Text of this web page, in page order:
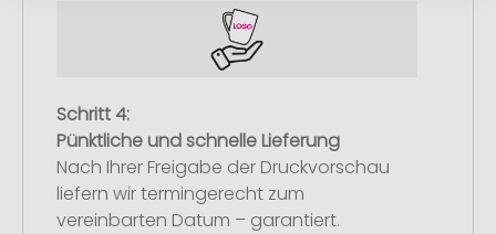
Schritt 4:
Pünktliche und schnelle Lieferung
Nach Ihrer Freigabe der Druckvorschau
liefern wir termingerecht zum
vereinbarten Datum – garantiert.